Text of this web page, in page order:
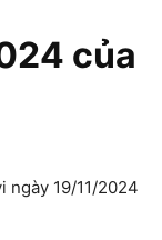
của
ngày 19/11/2024